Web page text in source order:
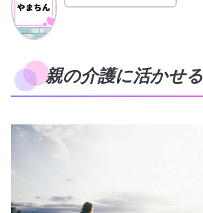
親の介護に活かせる